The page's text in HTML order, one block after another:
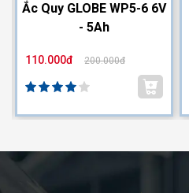
Ắc Quy GLOBE WP5-6 6V
- 5Ah
110.000đ 200.000đ